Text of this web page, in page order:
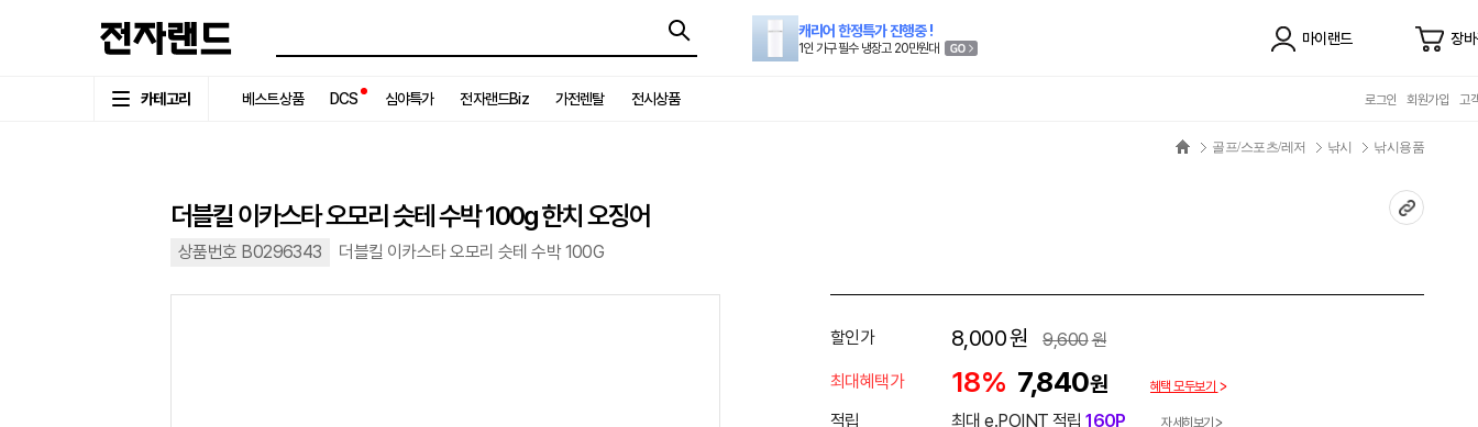
캐리어 한정특가 진행중 !
1인 가구 필수 냉장고 20만원대
마이랜드 장
카테고리 베스트상품 DCS 심야특가 전자랜드Biz 가전렌탈 전시상품 로그인 회원가입 고
골프/스포츠/레저 낚시 낚시용품
더블킬 이카스타 오모리 슷테 수박 100g 한치 오징어
상품번호 B0296343 더블킬 이카스타 오모리 슷테 수박 100G
할인가 8,000원 9,600원
최대혜택가
18% 7,840원 혜택 모두보기
적립 최대 e.POINT 적립160P 자세히보기